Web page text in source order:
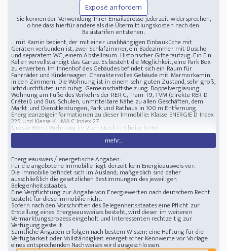
Exposé anfordern
Sie können der Verwendung Ihrer Emailadresse jederzeit widersprechen,
ohne dass hierfür andere als die Übermittlungskosten nach den
Basistarifen entstehen.
... mit Kamin bedient, der mit einer unabhängigen Einbauküche mit
Geräten verbunden ist, zwei Schlafzimmer, ein Badezimmer mit Dusche
und separatem WC, einem Abstellraum. Historischer Gitteraufzug. Ein Ein
Keller vervollständigt das Ganze. Es besteht die Möglichkeit, eine Park Box
zu erwerben. Im Innenhof des Gebäudes befindet sich ein Raum für
Fahrräder und Kinderwagen. Charaktervolles Gebäude mit Marmorkamin
in den Zimmern. Die Wohnung ist in einem sehr guten Zustand, sehr groß,
lichtdurchflutet und ruhig. Gemeinschaftsheizung. Doppelverglasung.
Wohnung am Fuße des Verkehrs der RER C, Tram T9, TVM (direkte RER D
Créteil) und Bus, Schulen, unmittelbare Nähe zu allen Geschäften, dem
Markt und Dienstleistungen, Park und Rathaus in 100 m Entfernung.
Energieanzeigeinformationen zu dieser Immobilie: Klasse ENERGIE D Index
225 und Klasse KLIMA C Index 27.
Grosse 69m2 Wohnung im 2ten Stock in Choisy le Roi
mehr...
Energieausweis / energetische Angaben:
Für die angebotene Immobilie liegt derzeit kein Energieausweis vor.
Die Immobilie befindet sich im Ausland; maßgeblich sind daher
ausschließlich die gesetzlichen Bestimmungen des jeweiligen
Belegenheitsstaates.
Eine Verpflichtung zur Angabe von Energiewerten nach deutschem Recht
besteht für diese Immobilie nicht.
Sofern nach den Vorschriften des Belegenheitsstaates eine Pflicht zur
Erstellung eines Energieausweises besteht, wird dieser im weiteren
Vermarktungsprozess eingeholt und Interessenten rechtzeitig zur
Verfügung gestellt.
Sämtliche Angaben erfolgen nach bestem Wissen; eine Haftung für die
Verfügbarkeit oder Vollständigkeit energetischer Kennwerte vor Vorlage
eines entsprechenden Nachweises wird ausgeschlossen.